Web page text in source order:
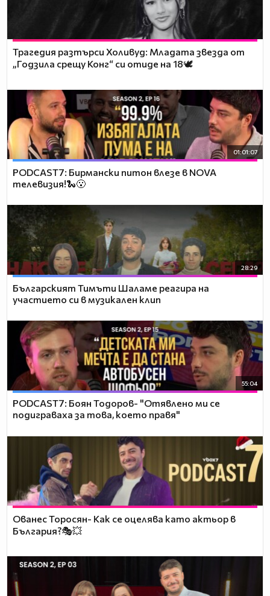
Трагедия разтърси Холивуд: Младата звезда от
„Годзила срещу Конг“ си отиде на 18🕊️
01:01:07
PODCAST7: Бирмански питон влезе в NOVA
телевизия!🐍😮
28:29
Българският Тимъти Шаламе реагира на
участието си в музикален клип
55:04
PODCAST7: ‪Боян Тодоров- "Отявлено ми се
подиграваха за това, което правя"
Ованес Торосян- Как се оцелява като актьор в
България?🎭💥